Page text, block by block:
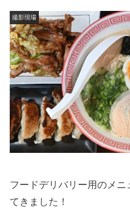
撮影現場
フードデリバリー用のメ
てきました！